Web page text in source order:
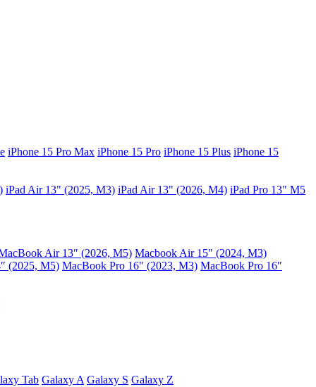
iPhone 15 Pro Max iPhone 15 Pro iPhone 15 Plus iPhone 15
iPad Air 13" (2025, M3) iPad Air 13" (2026, M4) iPad Pro 13" M5
Air 13″ (2026, M5) Macbook Air 15" (2024, M3)
(2025, M5) MacBook Pro 16" (2023, M3) MacBook Pro 16″
Tab Galaxy A Galaxy S Galaxy Z